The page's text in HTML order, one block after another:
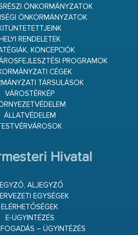
ÖNKORMÁNYZATOK
ÖNKORMÁNYZATOK
HELYI RENDELETEK
KONCEPCIÓK
PROGRAMOK
CÉGEK
TÁRSULÁSOK
VÁROSTÉRKÉP
ÁLLATVÉDELEM
TESTVÉRVÁROSOK
Hivatal
ALJEGYZŐ
EGYSÉGEK
ELÉRHETŐSÉGEK
E-ÜGYINTÉZÉS
– ÜGYINTÉZÉS